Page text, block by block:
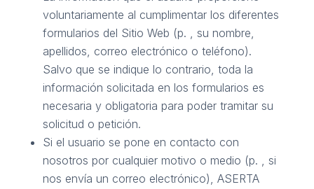
voluntariamente al cumplimentar los diferentes
formularios del Sitio Web (p. , su nombre,
apellidos, correo electrónico o teléfono).
Salvo que se indique lo contrario, toda la
información solicitada en los formularios es
necesaria y obligatoria para poder tramitar su
solicitud o petición.
Si el usuario se pone en contacto con
nosotros por cualquier motivo o medio (p. , si
nos envía un correo electrónico), ASERTA